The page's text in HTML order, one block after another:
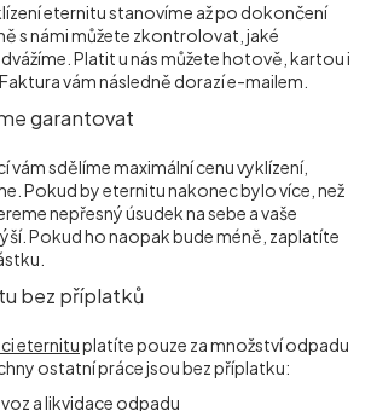
eternitu stanovíme až po dokončení
s námi můžete zkontrolovat, jaké
Platit u nás můžete hotově, kartou i
vám následně dorazí e-mailem.
garantovat
vám sdělíme maximální cenu vyklízení,
Pokud by eternitu nakonec bylo více, než
nepřesný úsudek na sebe a vaše
Pokud ho naopak bude méně, zaplatíte
bez příplatků
eternituplatíte pouze za množství odpadu
ostatní práce jsou bez příplatku:
a likvidace odpadu